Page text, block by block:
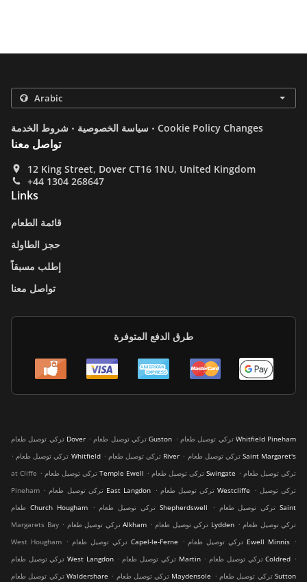
سياسة الخصوصية . شروط الخدمة . Cookie Policy Changes
تواصل معنا
12 King Street, Dover CT16 1NU, United Kingdom
+44 1304 268647
Links
قائمة الطعام
حجز الطاولة
إطلب مسبقاً
تواصل معنا
طرق الدفع المتوفرة
تركي توصيل طعام Dover . تركي توصيل طعام Guston .
تركي توصيل طعام Whitfield Pineham
.
تركي توصيل طعام Whitfield . تركي توصيل طعام River . تركي توصيل طعام Saint Margaret's
at Cliffe . تركي توصيل طعام Temple Ewell . تركي توصيل طعام Swingate . تركي توصيل طعام
Pineham . تركي توصيل طعام East Langdon . تركي توصيل طعام Westcliffe . تركي توصيل
طعام Church Hougham
. تركي توصيل طعام Shepherdswell . تركي توصيل طعام Saint
Margarets Bay . تركي توصيل طعام Alkham . تركي توصيل طعام Lydden . تركي توصيل طعام
West Hougham . تركي توصيل طعام Capel-le-Ferne . تركي توصيل طعام Ewell Minnis .
تركي توصيل طعام West Langdon . تركي توصيل طعام Martin . تركي توصيل طعام Coldred .
تركي توصيل طعام Waldershare . تركي توصيل طعام Maydensole . تركي توصيل طعام Sutton